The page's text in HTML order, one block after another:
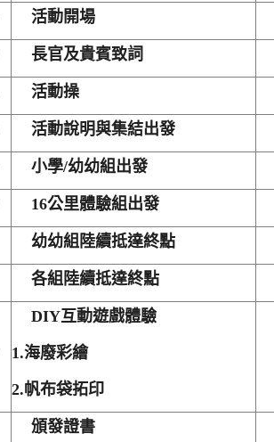
活動開場
長官及貴賓致詞
活動操
活動說明與集結出發
小學/幼幼組出發
16公里體驗組出發
幼幼組陸續抵達終點
各組陸續抵達終點
DIY互動遊戲體驗
1.海廢彩繪
2.帆布袋拓印
頒發證書